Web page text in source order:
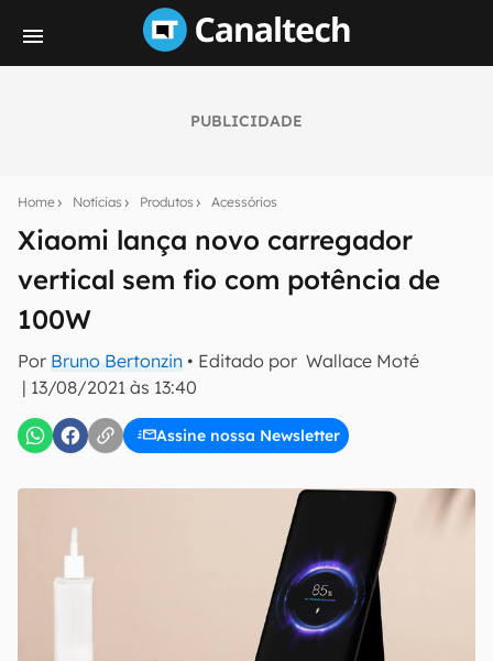
PUBLICIDADE
Home Notícias Produtos Acessórios
Xiaomi lança novo carregador
vertical sem fio com potência de
100W
Por Bruno Bertonzin • Editado por Wallace Moté
| 13/08/2021 às 13:40
Assine nossa Newsletter
notícias e reviews sobre tecnologia em primeira
E-mail
inscreva-se
Confirmo que li, aceito e concordo com os Termos de
Uso e Política de Privacidade do Canaltech.